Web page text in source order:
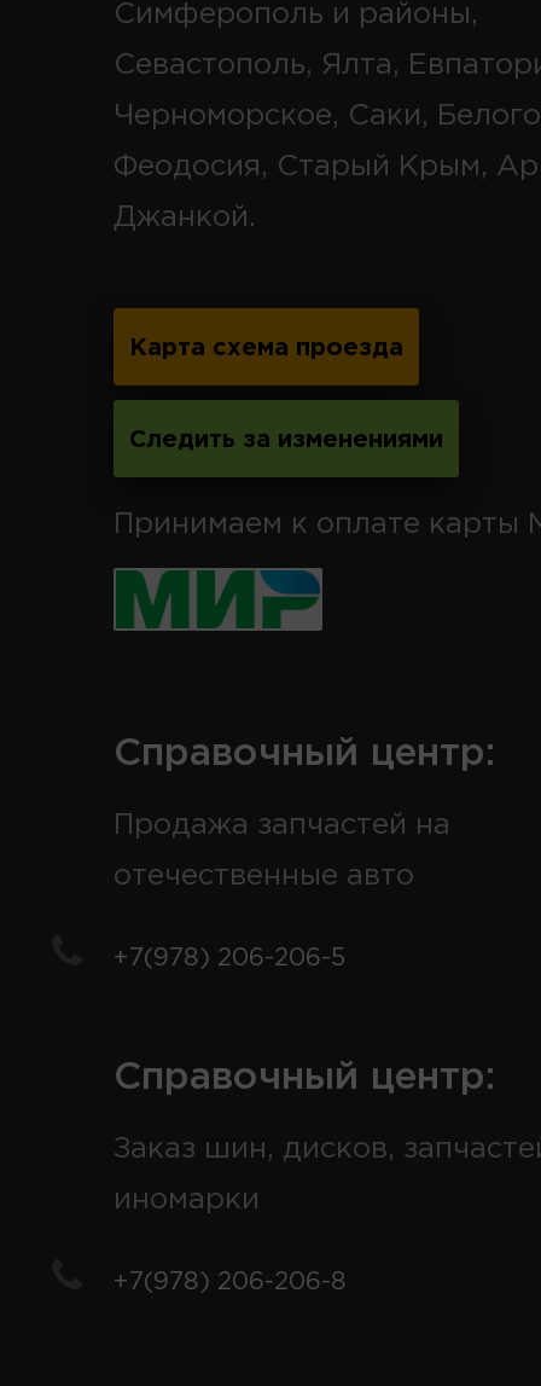
Симферополь и районы,
Севастополь, Ялта,
Черноморское, Саки,
Феодосия, Старый Крым,
Джанкой.
Карта схема проезда
Следить за изменениями
Принимаем к оплате карты
Справочный центр:
Продажа запчастей на
отечественные авто
+7(978) 206-206-5
Справочный центр:
Заказ шин, дисков,
иномарки
+7(978) 206-206-8